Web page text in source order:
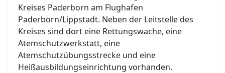
Kreises Paderborn am Flughafen
Paderborn/Lippstadt. Neben der Leitstelle des
Kreises sind dort eine Rettungswache, eine
Atemschutzwerkstatt, eine
Atemschutzübungsstrecke und eine
Heißausbildungseinrichtung vorhanden.